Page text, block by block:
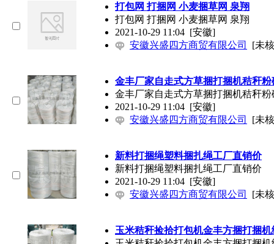
打包网 打捆网 小麦捆草网 泉翔
打包网 打捆网 小麦捆草网 泉翔
2021-10-29 11:04 [安徽]
安徽兴盛四方商贸有限公司
[未
金丰厂家自走式方草捆打捆机秸秆
金丰厂家自走式方草捆打捆机秸秆
2021-10-29 11:04 [安徽]
安徽兴盛四方商贸有限公司
[未
新料打捆绳塑料捆扎绳工厂直销价
新料打捆绳塑料捆扎绳工厂直销价
2021-10-29 11:04 [安徽]
安徽兴盛四方商贸有限公司
[未
玉米秸秆捡拾打包机金丰方捆打捆机